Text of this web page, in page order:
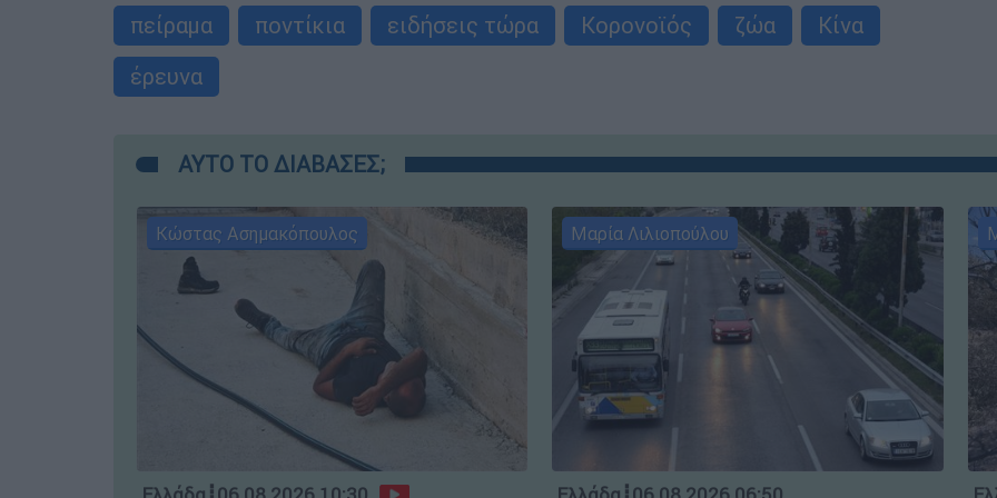
πείραμα
ποντίκια ειδήσεις τώρα Κορονοϊός ζώα
Κίνα
έρευνα
ΑΥΤΟ ΤΟ ΔΙΑΒΑΣΕΣ;
Κώστας Ασημακόπουλος Μαρία Λιλιοπούλου